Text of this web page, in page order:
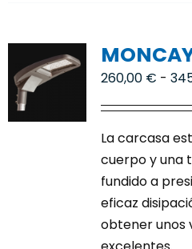
260,00 € -
La carcasa
cuerpo y una
fundido a
eficaz
obtener unos